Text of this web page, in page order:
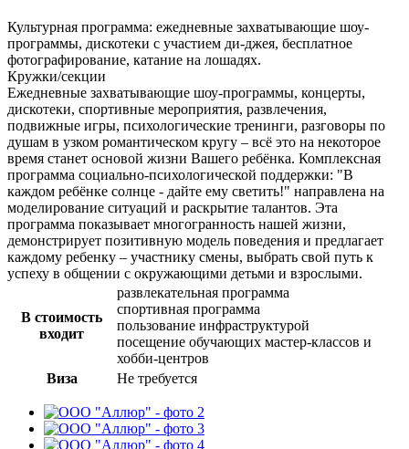
Культурная программа: ежедневные захватывающие шоу-
программы, дискотеки с участием ди-джея, бесплатное
фотографирование, катание на лошадях.
Кружки/секции
Ежедневные захватывающие шоу-программы, концерты,
дискотеки, спортивные мероприятия, развлечения,
подвижные игры, психологические тренинги, разговоры по
душам в узком романтическом кругу – всё это на некоторое
время станет основой жизни Вашего ребёнка. Комплексная
программа социально-психологической поддержки: "В
каждом ребёнке солнце - дайте ему светить!" направлена на
моделирование ситуаций и раскрытие талантов. Эта
программа показывает многогранность нашей жизни,
демонстрирует позитивную модель поведения и предлагает
каждому ребенку – участнику смены, выбрать свой путь к
успеху в общении с окружающими детьми и взрослыми.
В стоимость
входит
развлекательная программа
спортивная программа
пользование инфраструктурой
посещение обучающих мастер-классов и
хобби-центров
Виза
Не требуется